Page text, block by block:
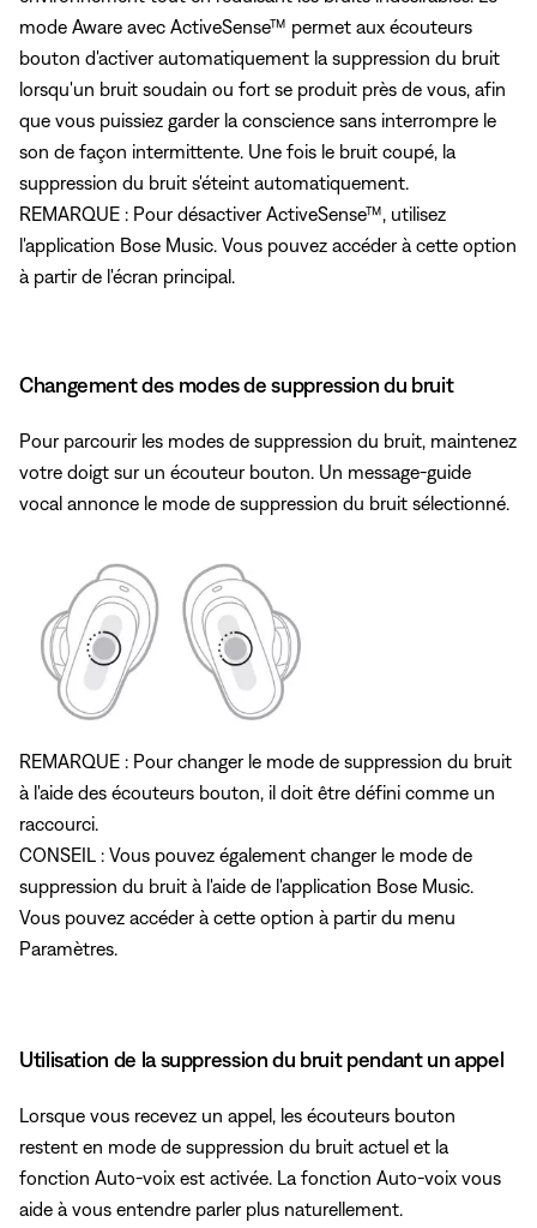
mode Aware avec ActiveSense™ permet aux écouteurs
bouton d'activer automatiquement la suppression du bruit
lorsqu'un bruit soudain ou fort se produit près de vous, afin
que vous puissiez garder la conscience sans interrompre le
son de façon intermittente. Une fois le bruit coupé, la
suppression du bruit s'éteint automatiquement.
REMARQUE : Pour désactiver ActiveSense™, utilisez
l'application Bose Music. Vous pouvez accéder à cette option
à partir de l'écran principal.
Changement des modes de suppression du bruit
Pour parcourir les modes de suppression du bruit, maintenez
votre doigt sur un écouteur bouton. Un message-guide
vocal annonce le mode de suppression du bruit sélectionné.
REMARQUE : Pour changer le mode de suppression du bruit
à l'aide des écouteurs bouton, il doit être défini comme un
raccourci.
CONSEIL : Vous pouvez également changer le mode de
suppression du bruit à l'aide de l'application Bose Music.
Vous pouvez accéder à cette option à partir du menu
Paramètres.
Utilisation de la suppression du bruit pendant un appel
Lorsque vous recevez un appel, les écouteurs bouton
restent en mode de suppression du bruit actuel et la
fonction Auto-voix est activée. La fonction Auto-voix vous
aide à vous entendre parler plus naturellement.